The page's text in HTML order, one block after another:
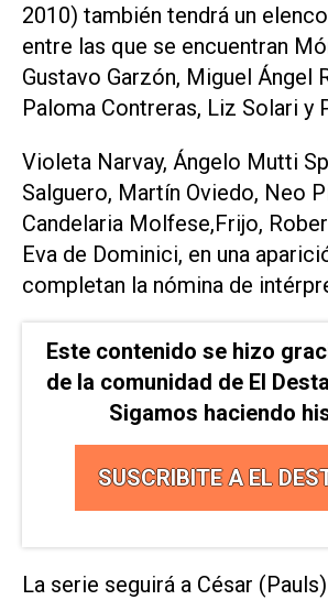
2010) también tendrá un
entre las que se encuentran
Gustavo Garzón, Miguel Ángel
Paloma Contreras, Liz Solari y
Violeta Narvay, Ángelo Mutti
Salguero, Martín Oviedo, Neo
Candelaria Molfese,Frijo,
Eva de Dominici, en una
completan la nómina de
Este contenido se hizo
de la comunidad de El
Sigamos haciendo
SUSCRIBITE A EL
La serie seguirá a César